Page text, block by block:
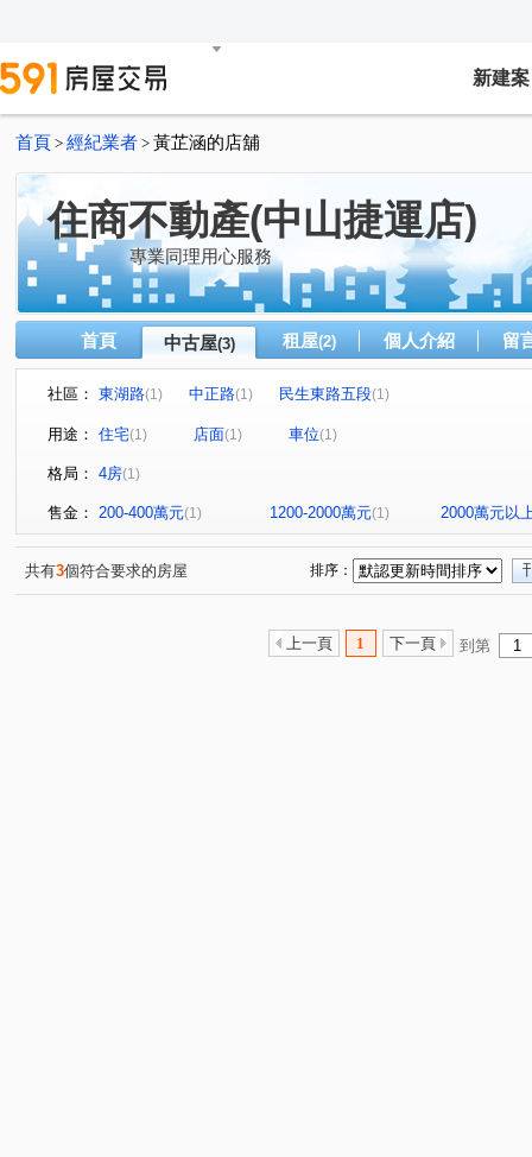
新建案
首頁 > 經紀業者 > 黃芷涵的店舖
住商不動產(中山捷運店)
專業同理用心服務
首頁 中古屋(3) 租屋(2) 個人介紹 留
社區： 東湖路(1) 中正路(1) 民生東路五段(1)
用途： 住宅(1) 店面(1) 車位(1)
格局： 4房(1)
售金： 200-400萬元(1) 1200-2000萬元(1) 2000萬元以
共有3個符合要求的房屋 排序：
上一頁 1 下一頁 到第